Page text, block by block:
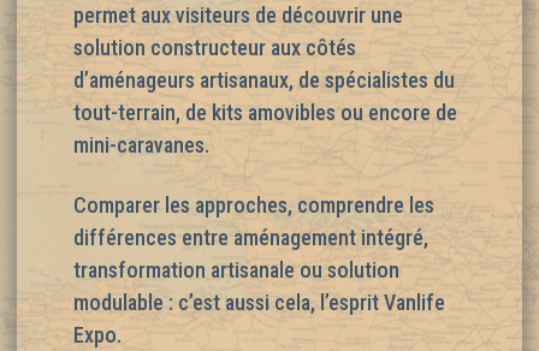
permet aux visiteurs de découvrir une
solution constructeur aux côtés
d’aménageurs artisanaux, de spécialistes du
tout-terrain, de kits amovibles ou encore de
mini-caravanes.
Comparer les approches, comprendre les
différences entre aménagement intégré,
transformation artisanale ou solution
modulable : c’est aussi cela, l’esprit Vanlife
Expo.